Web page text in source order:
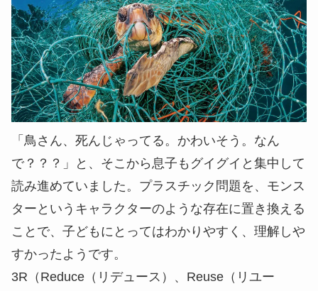
「鳥さん、死んじゃってる。かわいそう。なん
で？？？」と、そこから息子もグイグイと集中して
読み進めていました。プラスチック問題を、モンス
ターというキャラクターのような存在に置き換える
ことで、子どもにとってはわかりやすく、理解しや
すかったようです。
3R（Reduce（リデュース）、Reuse（リユー